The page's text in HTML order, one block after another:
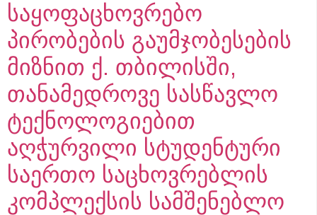
საყოფაცხოვრებო
პირობების გაუმჯობესების
მიზნით ქ. თბილისში,
თანამედროვე სასწავლო
ტექნოლოგიებით
აღჭურვილი სტუდენტური
საერთო საცხოვრებლის
კომპლექსის სამშენებლო